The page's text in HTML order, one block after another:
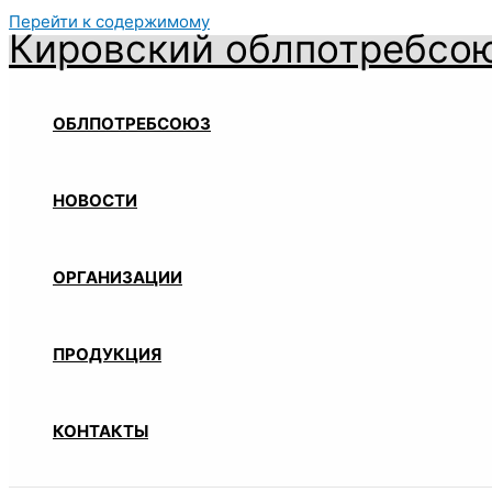
Перейти к содержимому
Кировский
ОБЛПОТРЕБСОЮЗ
НОВОСТИ
ОРГАНИЗАЦИИ
ПРОДУКЦИЯ
КОНТАКТЫ